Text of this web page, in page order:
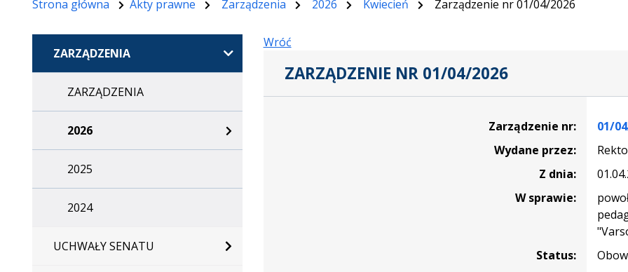
Strona główna Akty prawne Zarządzenia 2026 Kwiecień Zarządzenie nr 01/04/2026
ZARZĄDZENIA
ZARZĄDZENIA
2026
2025
2024
UCHWAŁY SENATU
Wróć
ZARZĄDZENIE NR 01/04/2026
Zarządzenie nr:
01/
Wydane przez:
Z dnia:
W sprawie:
Status: